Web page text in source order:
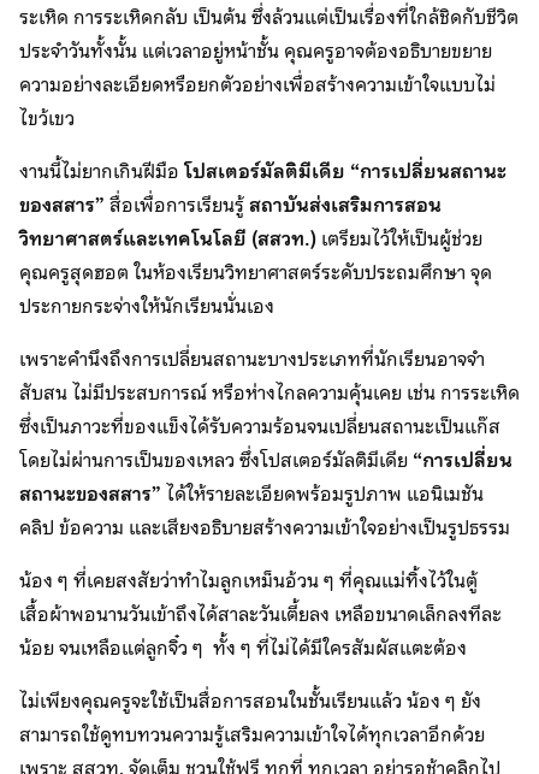
ระเหิด การระเหิดกลับ เป็นต้น ซึ่งล้วนแต่เป็นเรื่องที่ใกล้ชิดกับชีวิต
ประจำวันทั้งนั้น แต่เวลาอยู่หน้าชั้น คุณครูอาจต้องอธิบายขยาย
ความอย่างละเอียดหรือยกตัวอย่างเพื่อสร้างความเข้าใจแบบไม่
ไขว้เขว
งานนี้ไม่ยากเกินฝีมือโปสเตอร์มัลติมีเดีย “การเปลี่ยนสถานะ
ของสสาร”สื่อเพื่อการเรียนรู้สถาบันส่งเสริมการสอน
วิทยาศาสตร์และเทคโนโลยี (สสวท.)เตรียมไว้ให้เป็นผู้ช่วย
คุณครูสุดฮอต ในห้องเรียนวิทยาศาสตร์ระดับประถมศึกษา จุด
ประกายกระจ่างให้นักเรียนนั่นเอง
เพราะคำนึงถึงการเปลี่ยนสถานะบางประเภทที่นักเรียนอาจจำ
สับสน ไม่มีประสบการณ์ หรือห่างไกลความคุ้นเคย เช่น การระเหิด
ซึ่งเป็นภาวะที่ของแข็งได้รับความร้อนจนเปลี่ยนสถานะเป็นแก๊ส
โดยไม่ผ่านการเป็นของเหลว ซึ่งโปสเตอร์มัลติมีเดีย“การเปลี่ยน
สถานะของสสาร”ได้ให้รายละเอียดพร้อมรูปภาพ แอนิเมชัน
คลิป ข้อความ และเสียงอธิบายสร้างความเข้าใจอย่างเป็นรูปธรรม
น้อง ๆ ที่เคยสงสัยว่าทำไมลูกเหม็นอ้วน ๆ ที่คุณแม่ทิ้งไว้ในตู้
เสื้อผ้าพอนานวันเข้าถึงได้สาละวันเตี้ยลง เหลือขนาดเล็กลงทีละ
น้อย จนเหลือแต่ลูกจิ๋ว ๆ ทั้ง ๆ ที่ไม่ได้มีใครสัมผัสแตะต้อง
ไม่เพียงคุณครูจะใช้เป็นสื่อการสอนในชั้นเรียนแล้ว น้อง ๆ ยัง
สามารถใช้ดูทบทวนความรู้เสริมความเข้าใจได้ทุกเวลาอีกด้วย